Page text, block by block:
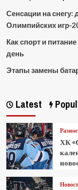
Сенсации на
Олимпийских игр-
Как спорт и
день
Этапы замены
Latest
Разное
ХК